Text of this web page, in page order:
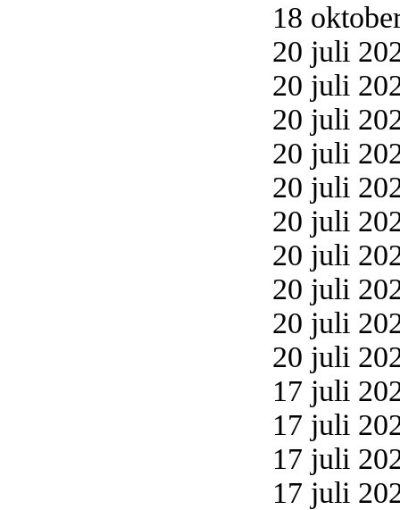
18
20 juli
20 juli
20 juli
20 juli
20 juli
20 juli
20 juli
20 juli
20 juli
20 juli
17 juli
17 juli
17 juli
17 juli